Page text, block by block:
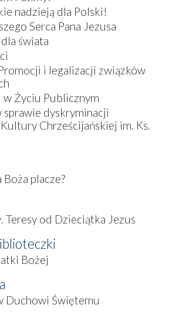
nadzieją dla Polski!
Serca Pana Jezusa
świata
i legalizacji związków
w Życiu Publicznym
sprawie dyskryminacji
Chrześcijańskiej im. Ks.
placze?
Teresy od Dzieciątka Jezus
Bożej
Duchowi Świętemu